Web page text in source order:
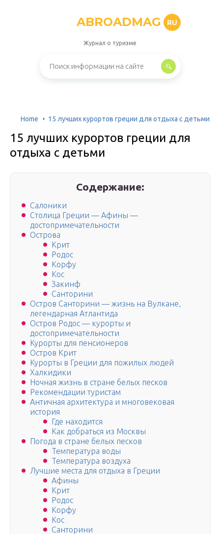
ABROADMAG RU
Журнал о туризме
Home 15 лучших курортов греции для отдыха с детьми
15 лучших курортов греции для
отдыха с детьми
Содержание:
Салоники
Столица Греции — Афины —
достопримечательности
Острова
Крит
Родос
Корфу
Кос
Закинф
Санторини
Остров Санторини — жизнь на Вулкане,
легендарная Атлантида
Остров Родос — курорты и
достопримечательности
Курорты для пенсионеров
Остров Крит
Курорты в Греции для пожилых людей
Халкидики
Ночная жизнь в стране белых песков
Рекомендации туристам
Античная архитектура и многовековая
история
Где находится
Как добраться из Москвы
Погода в стране белых песков
Температура воды
Температура воздуха
Лучшие места для отдыха в Греции
Афины
Крит
Родос
Корфу
Кос
Санторини